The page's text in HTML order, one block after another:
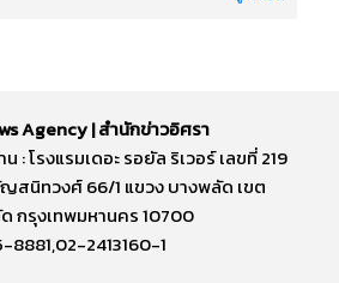
Agency | สำนักข่าวอิศรา
: โรงแรมเดอะ รอยัล ริเวอร์ เลขที่ 219
สนิทวงศ์ 66/1 แขวง บางพลัด เขต
กรุงเทพมหานคร 10700
8881,02-2413160-1